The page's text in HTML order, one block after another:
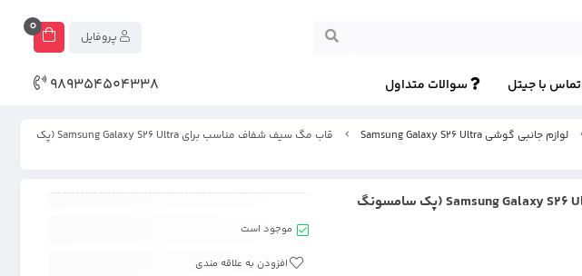
0
تماس با جیتل سوالات متداول 989354504338
لوازم جانبی گوشی Samsung Galaxy S26 Ultra
قاب مگ سیف شفاف مناسب برای Samsung Galaxy S26 Ultra (پک
قاب مگ سیف شفاف مناسب برای Samsung Galaxy S26 Ultra (پک سامسونگ
موجود است
افزودن به علاقه مندی